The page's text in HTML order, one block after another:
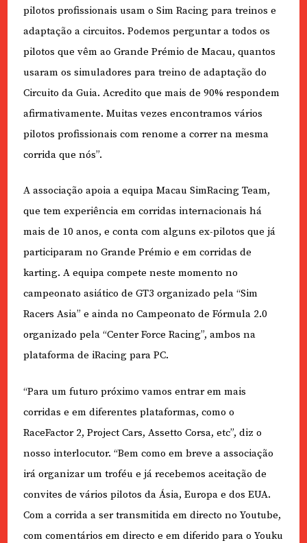
pilotos profissionais usam o Sim Racing para treinos e
adaptação a circuitos. Podemos perguntar a todos os
pilotos que vêm ao Grande Prémio de Macau, quantos
usaram os simuladores para treino de adaptação do
Circuito da Guia. Acredito que mais de 90% respondem
afirmativamente. Muitas vezes encontramos vários
pilotos profissionais com renome a correr na mesma
corrida que nós”.
A associação apoia a equipa Macau SimRacing Team,
que tem experiência em corridas internacionais há
mais de 10 anos, e conta com alguns ex-pilotos que já
participaram no Grande Prémio e em corridas de
karting. A equipa compete neste momento no
campeonato asiático de GT3 organizado pela “Sim
Racers Asia” e ainda no Campeonato de Fórmula 2.0
organizado pela “Center Force Racing”, ambos na
plataforma de iRacing para PC.
“Para um futuro próximo vamos entrar em mais
corridas e em diferentes plataformas, como o
RaceFactor 2, Project Cars, Assetto Corsa, etc”, diz o
nosso interlocutor. “Bem como em breve a associação
irá organizar um troféu e já recebemos aceitação de
convites de vários pilotos da Ásia, Europa e dos EUA.
Com a corrida a ser transmitida em directo no Youtube,
com comentários em directo e em diferido para o Youku